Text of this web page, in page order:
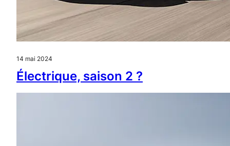
14 mai 2024
Électrique, saison 2 ?